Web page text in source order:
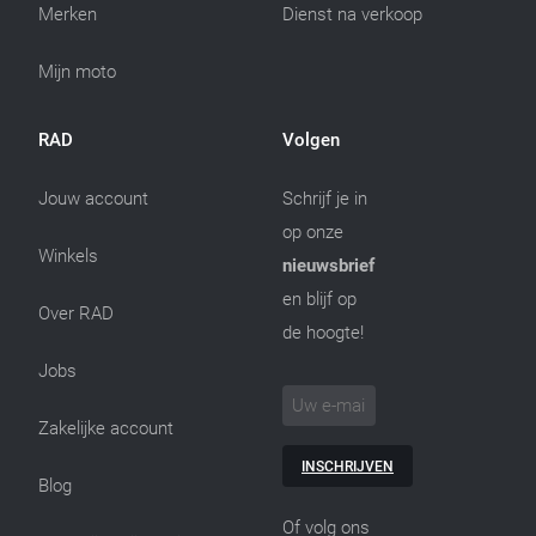
Merken
Mijn moto
Dienst na verkoop
RAD
Jouw account
Winkels
Over RAD
Jobs
Zakelijke account
Blog
Volgen
Schrijf je in
op onze
nieuwsbrief
en blijf op
de hoogte!
INSCHRIJVEN
Of volg ons